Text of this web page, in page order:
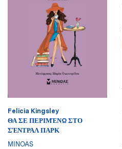
Felicia Kingsley
ΘΑ ΣΕ ΠΕΡΙΜΈΝΩ ΣΤΟ
ΣΈΝΤΡΑΛ ΠΑΡΚ
MINOAS